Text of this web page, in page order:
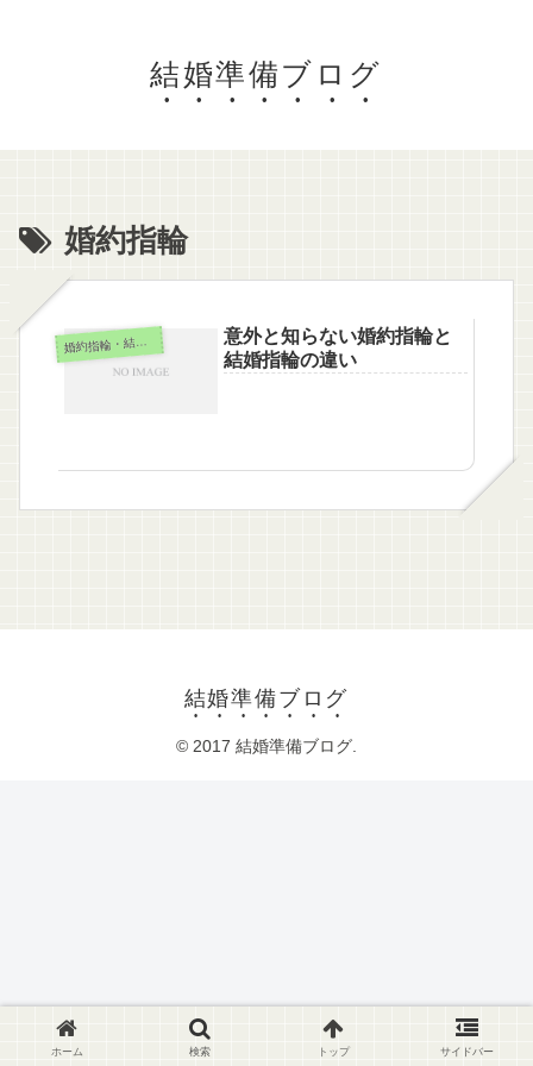
結婚準備ブログ
婚約指輪
婚
約指輪・結婚指輪
意外と知らない婚約指輪と
結婚指輪の違い
結婚準備ブログ
© 2017 結婚準備ブログ.
ホーム 検索 トップ サイドバー